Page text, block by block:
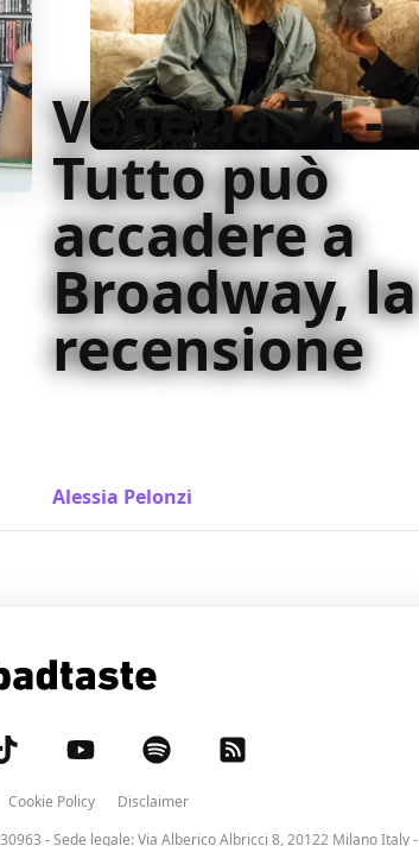
Venezia 71 -
Tutto può
accadere a
Broadway, la
recensione
Alessia Pelonzi
Cookie Policy
Disclaimer
- Sede legale: Via Alberico Albricci 8, 20122 Milano Italy -